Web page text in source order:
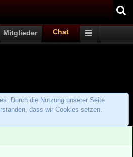
Mitglieder Chat
Durch die Nutzung unserer Seite
dass wir Cookies setzen.